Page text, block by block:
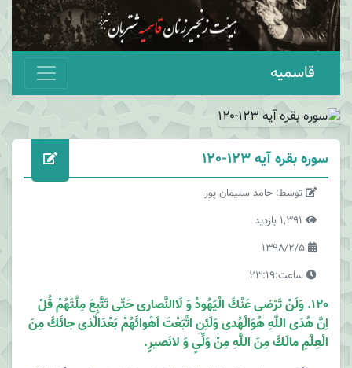
قاسمیه
سوره بقره آیه 123-120
توسط: حامد سلیمان پور
ساعت:23:19
120. وَلَنْ تَرْضى عَنْكَ الْیَهُودُ وَ لَاالنَّصارى حَتّى تَتَّبِعَ مِلَّتَهُمْ قُلْ
اِنَّ هُدَى اللَّهِ هُوَالْهُدى وَلَئِنِ اتَّبَعْتَ اَهْوائَهُمْ بَعْدَالَّذى جائَكَ مِنَ
الْعِلْمِ مالَكَ مِنَ اللَّهِ مِنْ وَلِّىٍ وَ لانَصیرٍ.